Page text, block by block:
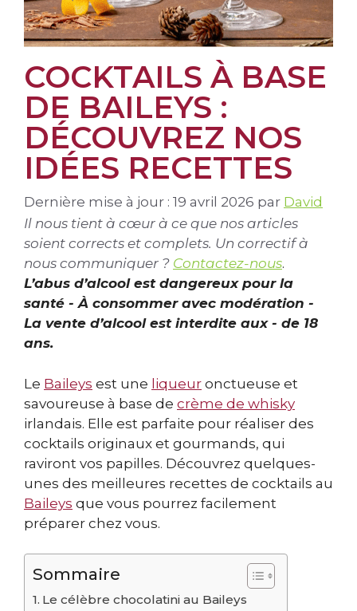
COCKTAILS À BASE
DE BAILEYS :
DÉCOUVREZ NOS
IDÉES RECETTES
Dernière mise à jour : 19 avril 2026 par David
Il nous tient à cœur à ce que nos articles
soient corrects et complets. Un correctif à
nous communiquer ? Contactez-nous.
L’abus d’alcool est dangereux pour la
santé - À consommer avec modération -
La vente d’alcool est interdite aux - de 18
ans.
Le Baileys est une liqueur onctueuse et
savoureuse à base de crème de whisky
irlandais. Elle est parfaite pour réaliser des
cocktails originaux et gourmands, qui
raviront vos papilles. Découvrez quelques-
unes des meilleures recettes de cocktails au
Baileys que vous pourrez facilement
préparer chez vous.
Sommaire
Le célèbre chocolatini au Baileys